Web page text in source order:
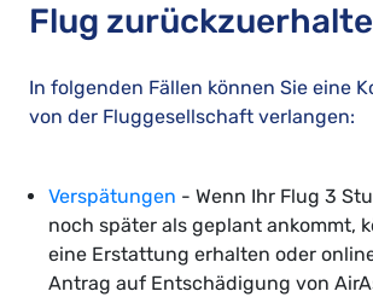
Flug
In folgenden Fällen können Sie eine
von der Fluggesellschaft verlangen:
Verspätungen - Wenn Ihr Flug 3
noch später als geplant ankommt,
eine Erstattung erhalten oder
Antrag auf Entschädigung von